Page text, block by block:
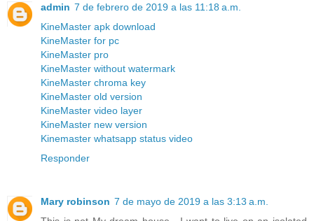
admin 7 de febrero de 2019 a las 11:18 a.m.
KineMaster apk download
KineMaster for pc
KineMaster pro
KineMaster without watermark
KineMaster chroma key
KineMaster old version
KineMaster video layer
KineMaster new version
Kinemaster whatsapp status video
Responder
Mary robinson 7 de mayo de 2019 a las 3:13 a.m.